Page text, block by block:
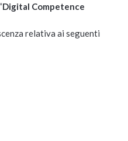
Digital Competence
relativa ai seguenti